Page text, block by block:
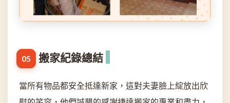
搬家紀錄總結
當所有物品都安全抵達新家，這對夫妻臉上綻放出欣